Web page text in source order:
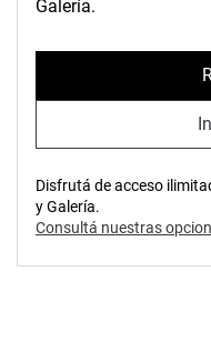
Galería.
Disfrutá de acceso
y Galería.
Consultá nuestras